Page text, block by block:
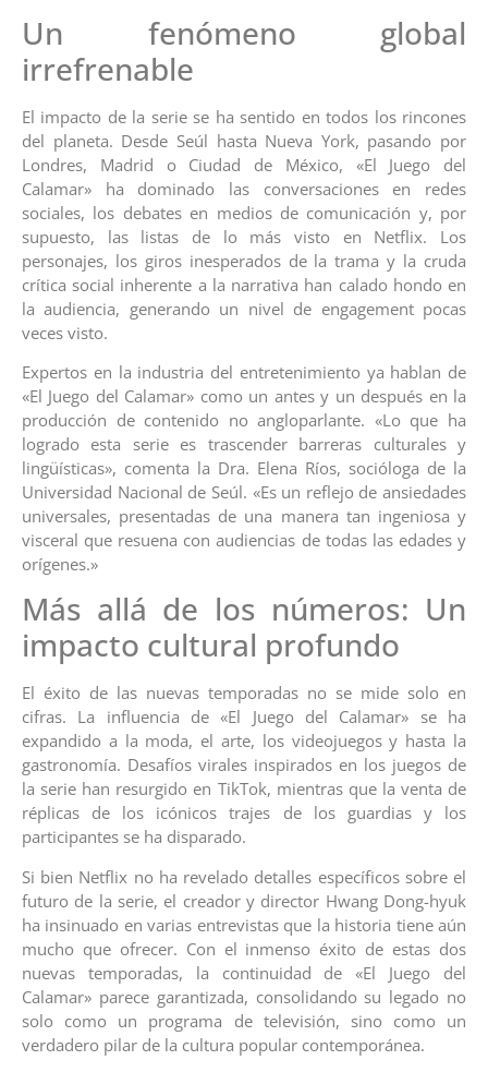
Un fenómeno global
irrefrenable
El impacto de la serie se ha sentido en todos los rincones
del planeta. Desde Seúl hasta Nueva York, pasando por
Londres, Madrid o Ciudad de México, «El Juego del
Calamar» ha dominado las conversaciones en redes
sociales, los debates en medios de comunicación y, por
supuesto, las listas de lo más visto en Netflix. Los
personajes, los giros inesperados de la trama y la cruda
crítica social inherente a la narrativa han calado hondo en
la audiencia, generando un nivel de engagement pocas
veces visto.
Expertos en la industria del entretenimiento ya hablan de
«El Juego del Calamar» como un antes y un después en la
producción de contenido no angloparlante. «Lo que ha
logrado esta serie es trascender barreras culturales y
lingüísticas», comenta la Dra. Elena Ríos, socióloga de la
Universidad Nacional de Seúl. «Es un reflejo de ansiedades
universales, presentadas de una manera tan ingeniosa y
visceral que resuena con audiencias de todas las edades y
orígenes.»
Más allá de los números: Un
impacto cultural profundo
El éxito de las nuevas temporadas no se mide solo en
cifras. La influencia de «El Juego del Calamar» se ha
expandido a la moda, el arte, los videojuegos y hasta la
gastronomía. Desafíos virales inspirados en los juegos de
la serie han resurgido en TikTok, mientras que la venta de
réplicas de los icónicos trajes de los guardias y los
participantes se ha disparado.
Si bien Netflix no ha revelado detalles específicos sobre el
futuro de la serie, el creador y director Hwang Dong-hyuk
ha insinuado en varias entrevistas que la historia tiene aún
mucho que ofrecer. Con el inmenso éxito de estas dos
nuevas temporadas, la continuidad de «El Juego del
Calamar» parece garantizada, consolidando su legado no
solo como un programa de televisión, sino como un
verdadero pilar de la cultura popular contemporánea.